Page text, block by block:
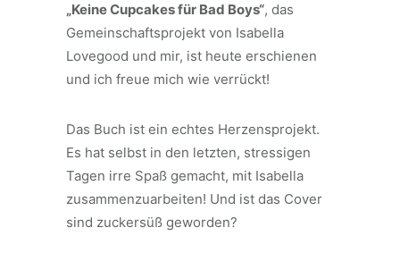
„Keine Cupcakes für Bad Boys“, das
Gemeinschaftsprojekt von Isabella
Lovegood und mir, ist heute erschienen
und ich freue mich wie verrückt!
Das Buch ist ein echtes Herzensprojekt.
Es hat selbst in den letzten, stressigen
Tagen irre Spaß gemacht, mit Isabella
zusammenzuarbeiten! Und ist das Cover
sind zuckersüß geworden?